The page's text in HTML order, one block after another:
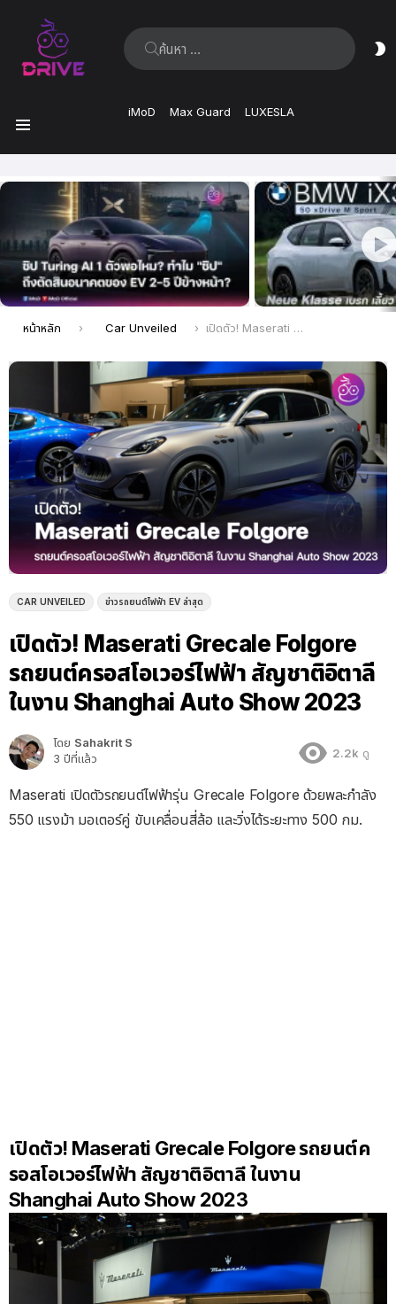
ค้นหา:
iMoD Max Guard LUXESLA
ล่าสุด
คุณอยู่ที่นี่:
หน้าหลัก Car Unveiled เปิดตัว! Maserati Grecale Folgore รถยนต์ครอสโอเวอร์ไฟฟ้า สัญชาติอิตาลี ในงาน Shanghai Auto Show 2023
CAR UNVEILED ข่าวรถยนต์ไฟฟ้า EV ล่าสุด
เปิดตัว! Maserati Grecale Folgore
รถยนต์ครอสโอเวอร์ไฟฟ้า สัญชาติอิตาลี
ในงาน Shanghai Auto Show 2023
โดย Sahakrit S
3 ปีที่แล้ว
2.2k ดู
Maserati เปิดตัวรถยนต์ไฟฟ้ารุ่น Grecale Folgore ด้วยพละกำลัง
550 แรงม้า มอเตอร์คู่ ขับเคลื่อนสี่ล้อ และวิ่งได้ระยะทาง 500 กม.
เปิดตัว! Maserati Grecale Folgore รถยนต์ค
รอสโอเวอร์ไฟฟ้า สัญชาติอิตาลี ในงาน
Shanghai Auto Show 2023